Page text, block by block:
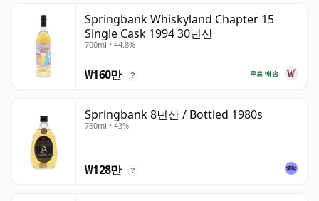
Springbank Whiskyland Chapter 15
Single Cask 1994 30년산
700ml • 44.8%
무료 배송
₩160만 ?
Springbank 8년산 / Bottled 1980s
750ml • 43%
₩128만 ?